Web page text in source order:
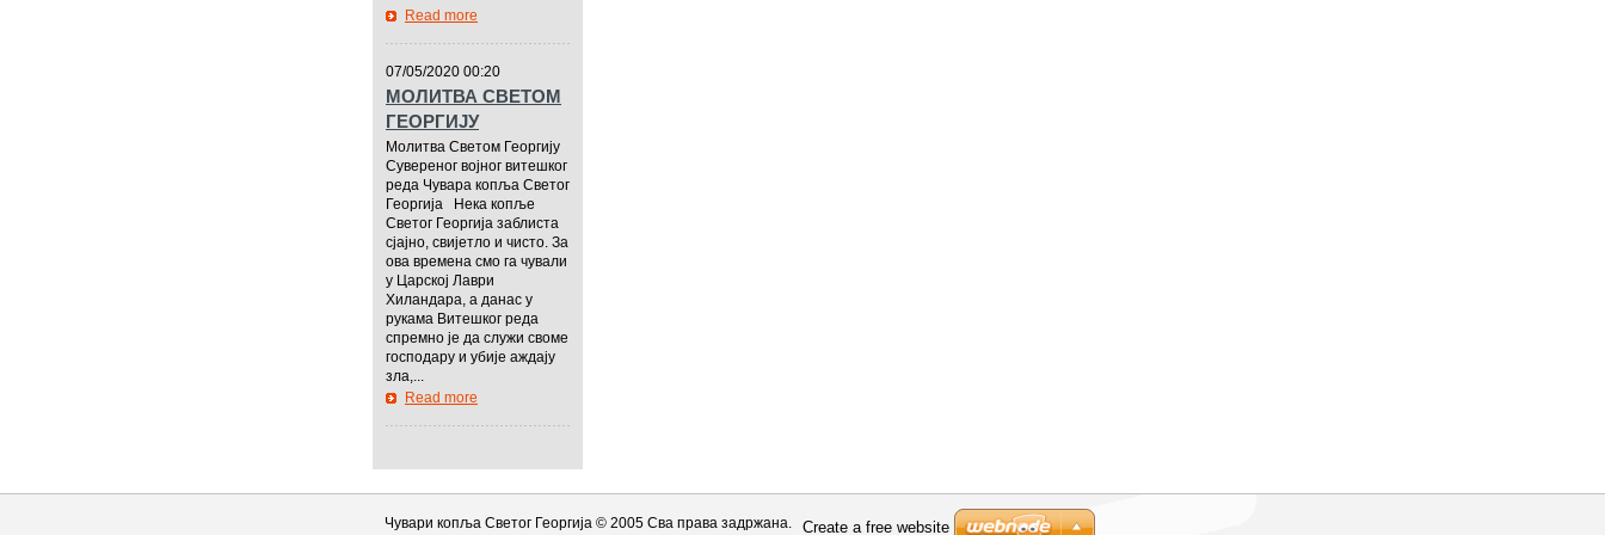
Read more
07/05/2020 00:20
МОЛИТВА СВЕТОМ
ГЕОРГИЈУ
Молитва Светом Георгију
Сувереног војног витешког
реда Чувара копља Светог
Георгија Нека копље
Светог Георгија заблиста
сјајно, свијетло и чисто. За
ова времена смо га чували
у Царској Лаври
Хиландара, а данас у
рукама Витешког реда
спремно је да служи своме
господару и убије аждају
зла,...
Read more
Чувари копља Светог Георгија © 2005 Сва права задржана. Create a free website